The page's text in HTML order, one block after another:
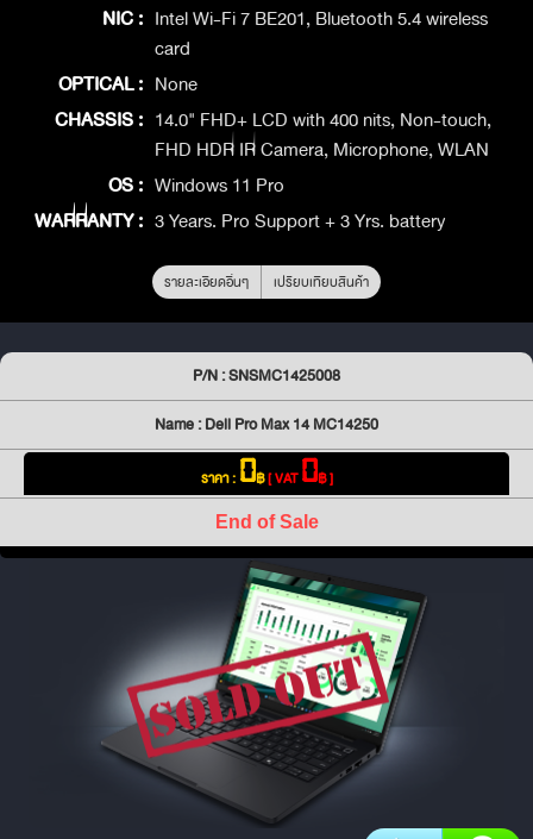
NIC : Intel Wi-Fi 7 BE201, Bluetooth 5.4 wireless
card
OPTICAL : None
CHASSIS : 14.0" FHD+ LCD with 400 nits, Non-touch,
FHD HDR IR Camera, Microphone, WLAN
OS : Windows 11 Pro
WARRANTY : 3 Years. Pro Support + 3 Yrs. battery
รายละเอียดอื่นๆ เปรียบเทียบสินค้า
P/N : SNSMC1425008
Name : Dell Pro Max 14 MC14250
ราคา : 0฿[ VAT0฿ ]
End of Sale